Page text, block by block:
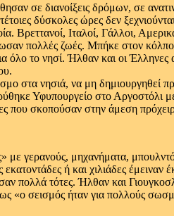
σε διανοίξεις δρόμων, σε
δύσκολες ώρες δεν
Βρεττανοί, Ιταλοί, Γάλλοι,
πολλές ζωές. Μπήκε στον
όλο το νησί. Ήλθαν και οι
στα νησιά, να μη δημιουργηθεί
Υφυπουργείο στο
που σκοπούσαν στην άμεση
γερανούς, μηχανήματα,
ή και χιλιάδες
πολλά τότες. Ήλθαν και
σεισμός ήταν για πολλούς